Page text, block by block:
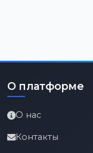
О платформе
О нас
Контакты